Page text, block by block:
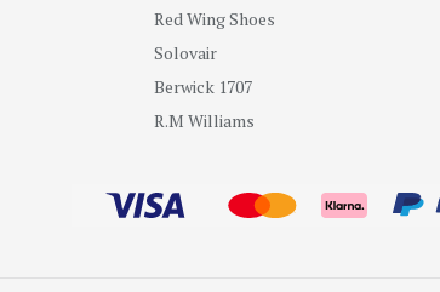
Red Wing Shoes
Solovair
Berwick 1707
R.M Williams